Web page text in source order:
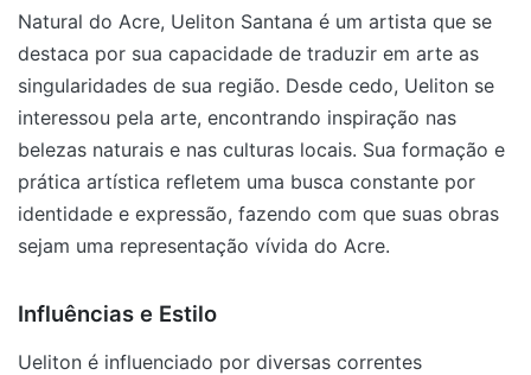
Natural do Acre, Ueliton Santana é um artista que se
destaca por sua capacidade de traduzir em arte as
singularidades de sua região. Desde cedo, Ueliton se
interessou pela arte, encontrando inspiração nas
belezas naturais e nas culturas locais. Sua formação e
prática artística refletem uma busca constante por
identidade e expressão, fazendo com que suas obras
sejam uma representação vívida do Acre.
Influências e Estilo
Ueliton é influenciado por diversas correntes